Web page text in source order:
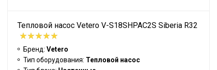
Тепловой насос Vetero V-S18SHPAC2S Siberia R32
Бренд: Vetero
Тип оборудования: Тепловой насос